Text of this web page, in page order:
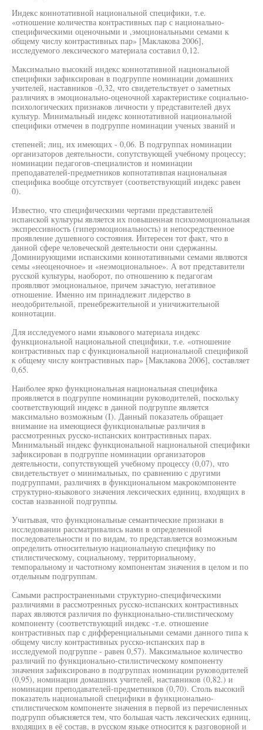
Индекс коннотативной национальной специфики, т.е.
«отношение количества контрастивных пар с национально-
специфическими оценочными и ,эмоциональными семами к
общему числу контрастивных пар» [Маклакова 2006],
исследуемого лексического материала составил 0,12.
Максимально высокий индекс коннотативной национальной
специфики зафиксирован в подгруппе номинации домашних
учителей, наставников -0,32, что свидетельствует о заметных
различиях в эмоционально-оценочной характеристике социально-
психологических признаков личности у представителей двух
культур. Минимальный индекс коннотативной национальной
специфики отмечен в подгруппе номинации ученых званий и
степеней; лиц, их имеющих - 0,06. В подгруппах номинации
организаторов деятельности, сопутствующей учебному процессу;
номинации педагогов-специалистов и номинации
преподавателей-предметников копнотативпая национальная
специфика вообще отсутствует (соответствующий индекс равен
0).
Известно, что специфическими чертами представителей
испанской культуры является их повышенная психоэмоциональная
экспрессивность (гиперэмоциональность) и непосредственное
проявление душевного состояния. Интересен тот факт, что в
данной сфере человеческой деятельности они сдержанны.
Доминирующими испанскими коннотативными семами являются
семы «неоценочное» и «неэмоциональное». А вот представители
русской культуры, наоборот, по отношению к педагогам
проявляют эмоциональное, причем зачастую, негативное
отношение. Именно им принадлежит лидерство в
неодобрительной, пренебрежительной и уничижительной
коннотации.
Для исследуемого нами языкового материала индекс
функциональной национальной специфики, т.е. «отношение
контрастивных пар с функциональной национальной спецификой
к общему числу контрастивных пар» [Маклакова 2006], составляет
0,65.
Наиболее ярко функциональная национальная специфика
проявляется в подгруппе номинации руководителей, поскольку
соответствующий индекс в данной подгруппе является
максимально возможным (I). Данный показатель обращает
внимание на имеющиеся функциональные различия в
рассмотренных русско-испанских контрастивных парах.
Минимальный индекс функциональной национальной специфики
зафиксирован в подгруппе номинации организаторов
деятельности, сопутствующей учебному процессу (0,07), что
свидетельствует о минимальных, по сравнению с другими
подгруппами, различиях в функциональном макрокомпоненте
структурно-языкового значения лексических единиц, входящих в
состав названной подгруппы.
Учитывая, что функциональные семантические признаки в
исследовании рассматривались нами в определенной
последовательности и по видам, то представляется возможным
определить относительную национальную специфику по
стилистическому, социальному, территориальному,
темпоральному и частотному компонентам значения в целом и по
отдельным подгруппам.
Самыми распространенными структурно-специфическими
различиями в рассмотренных русско-испанских контрастивных
парах являются различия по функционально-стилистическому
компоненту (соответствующий индекс -т.е. отношение
контрастивных пар с дифференциальными семами данного типа к
общему числу контрастивных русско-испанских пар в
исследуемой подгруппе - равен 0,57). Максимальное количество
различий по функционально-стилистическому компоненту
значения зафиксировано в подгруппах номинации руководителей
(0,95), номинации домашних учителей, наставников (0,82.) и
номинации преподавателей-предметников (0,70). Столь высокий
показатель национальной специфики в функционально-
стилистическом компоненте значения в первой из перечисленных
подгрупп объясняется тем, что большая часть лексических единиц,
входящих в её состав, в русском языке относится к разговорной и